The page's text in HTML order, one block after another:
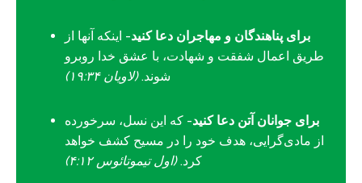
برای پناهندگان و مهاجران دعا کنید- اینکه آنها از
طریق اعمال شفقت و شهادت، با عشق خدا روبرو
شوند.(لاویان ۱۹:۳۴)
برای جوانان آتن دعا کنید- که این نسل، سرخورده
از مادی‌گرایی، هدف خود را در مسیح کشف خواهد
کرد.(اول تیموتائوس ۴:۱۲)